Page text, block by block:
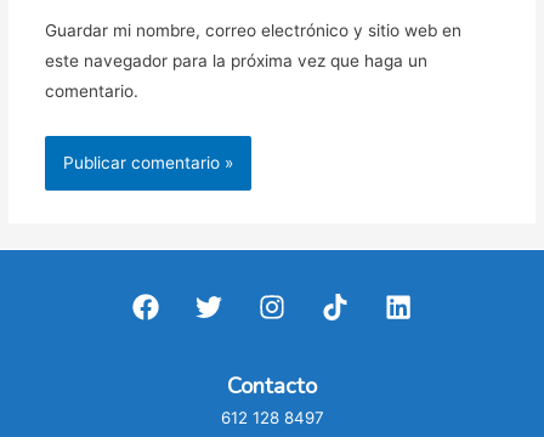
Guardar mi nombre, correo electrónico y sitio web en
este navegador para la próxima vez que haga un
comentario.
Contacto
612 128 8497